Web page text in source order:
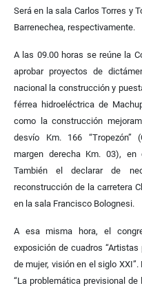
Será en la sala Carlos Torres y
Barrenechea, respectivamente.
A las 09.00 horas se reúne la
aprobar proyectos de
nacional la construcción y
férrea hidroeléctrica de
como la construcción
desvío Km. 166 “Tropezón”
margen derecha Km. 03),
También el declarar de
reconstrucción de la carretera
en la sala Francisco Bolognesi.
A esa misma hora, el
exposición de cuadros
de mujer, visión en el siglo
“La problemática previsional